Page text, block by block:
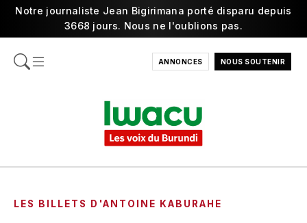
Notre journaliste Jean Bigirimana porté disparu depuis
3668 jours. Nous ne l'oublions pas.
ANNONCES NOUS SOUTENIR
LES BILLETS D'ANTOINE KABURAHE